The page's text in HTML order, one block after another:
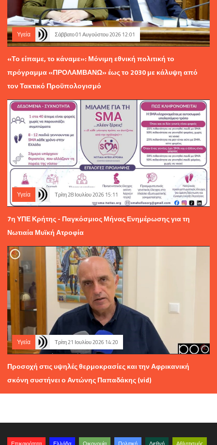
Υγεία Σάββατο 01 Αυγούστου 2026 12:01
«Το είπαμε, το κάναμε»: Μόνιμη εθνική πολιτική το
πρόγραμμα «ΠΡΟΛΑΜΒΑΝΩ» έως το 2030 με κάλυψη από
τον Τακτικό Προϋπολογισμό
Υγεία Τρίτη 28 Ιουλίου 2026 15:11
7η ΥΠΕ Κρήτης - Παγκόσμιος Μήνας Ενημέρωσης για τη
Νωτιαία Μυϊκή Ατροφία
Υγεία Τρίτη 21 Ιουλίου 2026 14:20
Προσοχή στις υψηλές θερμοκρασίες και την Αφρικανική
σκόνη συστήνει ο Αντώνης Παπαδάκης (vid)